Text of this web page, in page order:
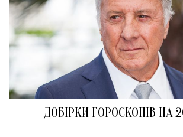
ДОБІРКИ ГОРОСКОПІВ НА